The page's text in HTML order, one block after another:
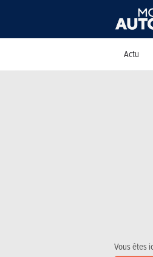
Actu
Vous êtes